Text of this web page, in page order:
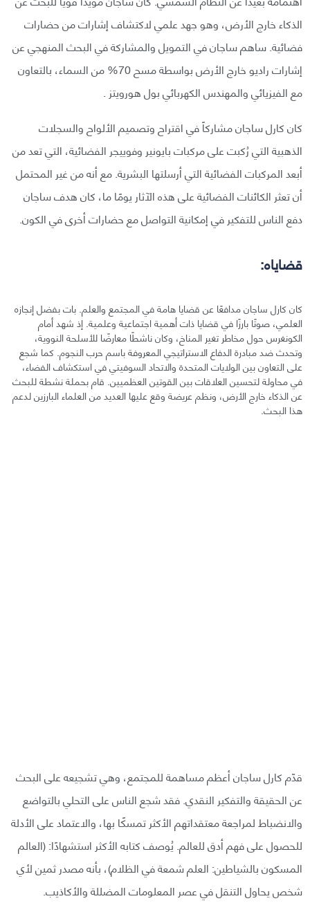
الذكاء خارج الأرض، وهو جهد علمي لاكتشاف إشارات من حضارات
فضائية. ساهم ساجان في التمويل والمشاركة في البحث المنهجي عن
إشارات راديو خارج الأرض بواسطة مسح 70% من السماء، بالتعاون
مع الفيزيائي والمهندس الكهربائي بول هورويتز .
كان كارل ساجان مشاركاً في اقتراح وتصميم الألواح والسجلات
الذهبية التي رُكبت على مركبات بايونير وفوييجر الفضائية، التي تعد من
أبعد المركبات الفضائية التي أرسلتها البشرية. مع أنه من غير المحتمل
أن تعثر الكائنات الفضائية على هذه الآثار يومًا ما، كان هدف ساجان
دفع الناس للتفكير في إمكانية التواصل مع حضارات أخرى في الكون.
قضاياه:
كان كارل ساجان مدافعًا عن قضايا هامة في المجتمع والعلم. بات بفضل إنجازه
العلمي، صوتًا بارزًا في قضايا ذات أهمية اجتماعية وعلمية. إذ شهد أمام
الكونغرس حول مخاطر تغير المناخ، وكان ناشطًا معارضًا للأسلحة النووية،
وتحدث ضد مبادرة الدفاع الاستراتيجي المعروفة باسم حرب النجوم. كما شجع
على التعاون بين الولايات المتحدة والاتحاد السوفيتي في استكشاف الفضاء،
في محاولة لتحسين العلاقات بين القوتين العظميين. قام بحملة نشطة للبحث
عن الذكاء خارج الأرض، ونظم عريضة وقع عليها العديد من العلماء البارزين لدعم
هذا البحث.
قدّم كارل ساجان أعظم مساهمة للمجتمع، وهي تشجيعه على البحث
عن الحقيقة والتفكير النقدي. فقد شجع الناس على التحلي بالتواضع
والانضباط لمراجعة معتقداتهم الأكثر تمسكًا بها، والاعتماد على الأدلة
للحصول على فهم أدق للعالم. يُوصف كتابه الأكثر استشهادًا: (العالم
المسكون بالشياطين: العلم شمعة في الظلام)، بأنه مصدر ثمين لأي
شخص يحاول التنقل في عصر المعلومات المضللة والأكاذيب.